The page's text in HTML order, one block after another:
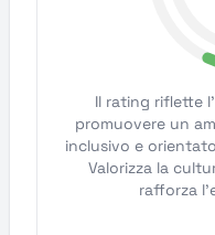
Il rating riflette
promuovere un
inclusivo e
Valorizza la
rafforza